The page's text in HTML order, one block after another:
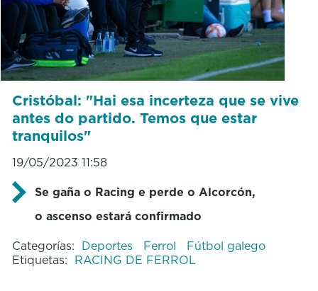
Cristóbal: "Hai esa incerteza que se vive
antes do partido. Temos que estar
tranquilos"
19/05/2023 11:58
Se gaña o Racing e perde o Alcorcón,
o ascenso estará confirmado
Categorías: Deportes Ferrol
Fútbol galego
Etiquetas: RACING DE FERROL